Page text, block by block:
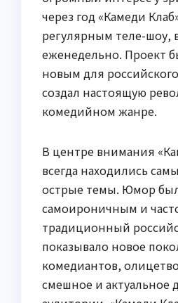
через год «Камеди
регулярным теле-
еженедельно. Проект
новым для
создал настоящую
комедийном жанре.
В центре внимания
всегда находились
острые темы. Юмор
самоироничным и
традиционный
показывало новое
комедиантов,
смешное и